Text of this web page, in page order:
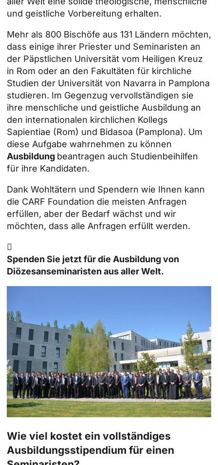
und geistliche Vorbereitung erhalten.
Mehr als 800 Bischöfe aus 131 Ländern möchten,
dass einige ihrer Priester und Seminaristen an
der Päpstlichen Universität vom Heiligen Kreuz
in Rom oder an den Fakultäten für kirchliche
Studien der Universität von Navarra in Pamplona
studieren. Im Gegenzug vervollständigen sie
ihre menschliche und geistliche Ausbildung an
den internationalen kirchlichen Kollegs
Sapientiae (Rom) und Bidasoa (Pamplona). Um
diese Aufgabe wahrnehmen zu können
Ausbildung beantragen auch Studienbeihilfen
für ihre Kandidaten.
Dank Wohltätern und Spendern wie Ihnen kann
die CARF Foundation die meisten Anfragen
erfüllen, aber der Bedarf wächst und wir
möchten, dass alle Anfragen erfüllt werden.

Spenden Sie jetzt für die Ausbildung von
Diözesanseminaristen aus aller Welt.
Wie viel kostet ein vollständiges
Ausbildungsstipendium für einen